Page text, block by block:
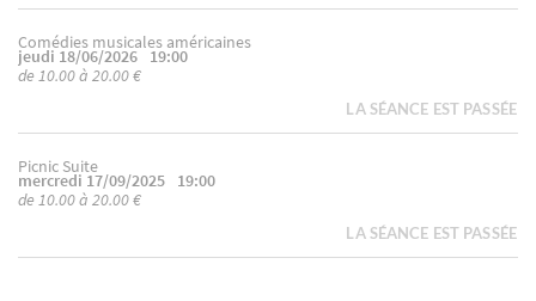
Comédies musicales américaines
jeudi 18/06/2026
19:00
de 10.00 à 20.00 €
LA SÉANCE EST PASSÉE
Picnic Suite
mercredi 17/09/2025
19:00
de 10.00 à 20.00 €
LA SÉANCE EST PASSÉE